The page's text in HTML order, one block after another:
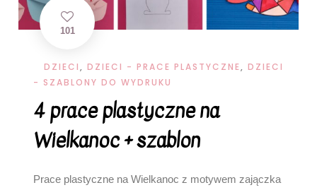
101
DZIECI, DZIECI - PRACE PLASTYCZNE, DZIECI
- SZABLONY DO WYDRUKU
4 prace plastyczne na
Wielkanoc + szablon
Prace plastyczne na Wielkanoc z motywem zajączka